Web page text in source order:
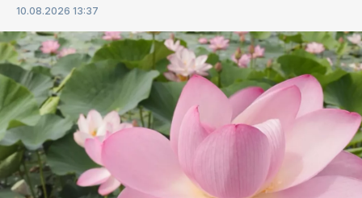
10.08.2026 13:37